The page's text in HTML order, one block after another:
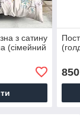
з сатину
(сімейний
850